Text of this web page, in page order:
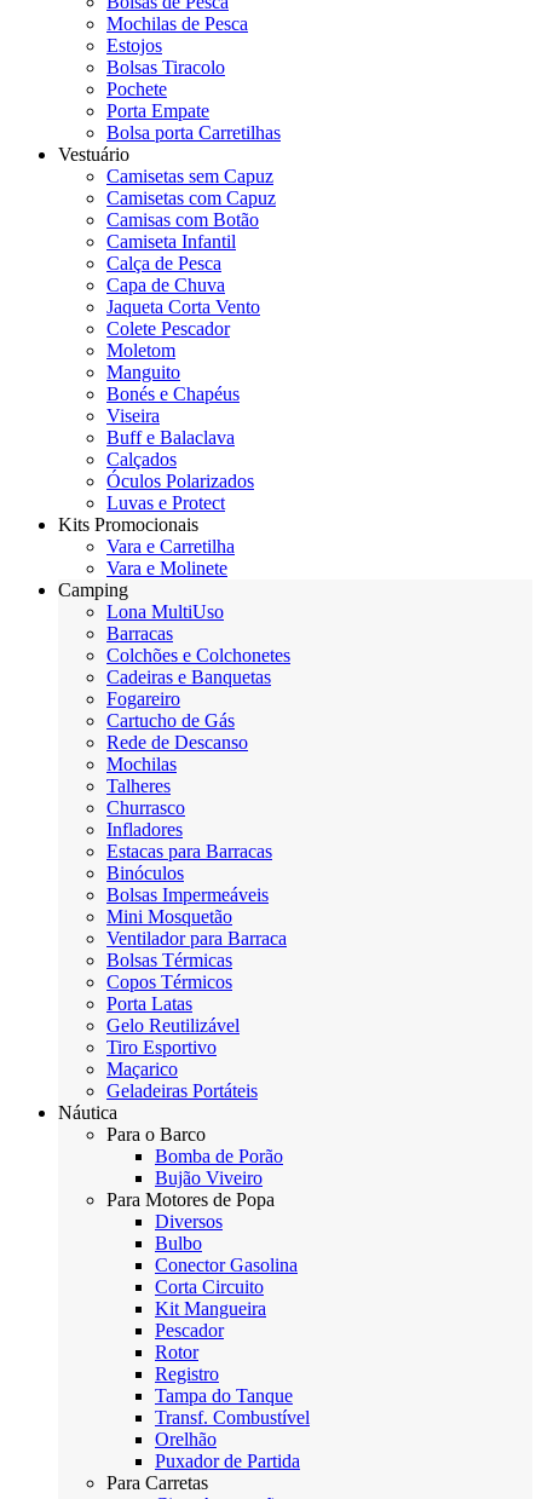
Mochilas de Pesca
Estojos
Bolsas Tiracolo
Pochete
Porta Empate
Bolsa porta Carretilhas
Vestuário
Camisetas sem Capuz
Camisetas com Capuz
Camisas com Botão
Camiseta Infantil
Calça de Pesca
Capa de Chuva
Jaqueta Corta Vento
Colete Pescador
Moletom
Manguito
Bonés e Chapéus
Viseira
Buff e Balaclava
Calçados
Óculos Polarizados
Luvas e Protect
Kits Promocionais
Vara e Carretilha
Vara e Molinete
Camping
Lona MultiUso
Barracas
Colchões e Colchonetes
Cadeiras e Banquetas
Fogareiro
Cartucho de Gás
Rede de Descanso
Mochilas
Talheres
Churrasco
Infladores
Estacas para Barracas
Binóculos
Bolsas Impermeáveis
Mini Mosquetão
Ventilador para Barraca
Bolsas Térmicas
Copos Térmicos
Porta Latas
Gelo Reutilizável
Tiro Esportivo
Maçarico
Geladeiras Portáteis
Náutica
Para o Barco
Bomba de Porão
Bujão Viveiro
Para Motores de Popa
Diversos
Bulbo
Conector Gasolina
Corta Circuito
Kit Mangueira
Pescador
Rotor
Registro
Tampa do Tanque
Transf. Combustível
Orelhão
Puxador de Partida
Para Carretas